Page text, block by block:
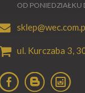
OD PONIEDZIAŁKU
ul. Kurczaba 3,